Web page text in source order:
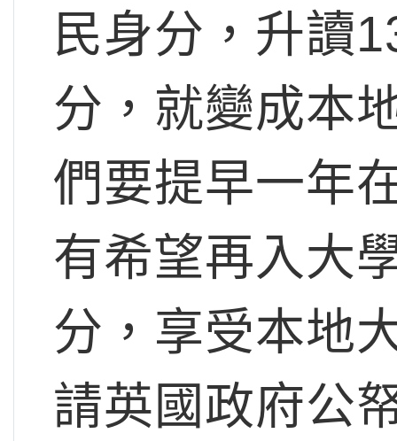
民身分，升讀
分，就變成本
們要提早一年
有希望再入大
分，享受本地
請英國政府公